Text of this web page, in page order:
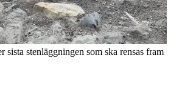
sista stenläggningen som ska rensas fram